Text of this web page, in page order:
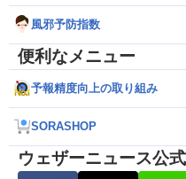
風邪予防指数
便利なメニュー
予報精度向上の取り組み
SORASHOP
ウェザーニュース公